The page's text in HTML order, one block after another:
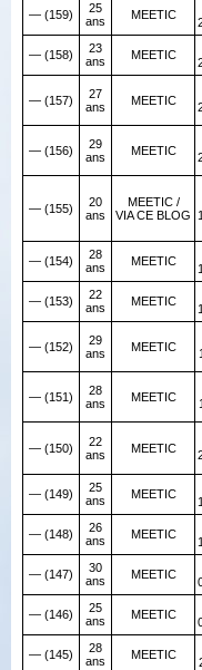
— (159)
25
ans
MEETIC
— (158)
23
ans
MEETIC
— (157)
27
ans
MEETIC
— (156)
29
ans
MEETIC
— (155)
20
ans
MEETIC /
VIA CE BLOG
— (154)
28
ans
MEETIC
— (153)
22
ans
MEETIC
— (152)
29
ans
MEETIC
— (151)
28
ans
MEETIC
— (150)
22
ans
MEETIC
— (149)
25
ans
MEETIC
— (148)
26
ans
MEETIC
— (147)
30
ans
MEETIC
— (146)
25
ans
MEETIC
— (145)
28
ans
MEETIC